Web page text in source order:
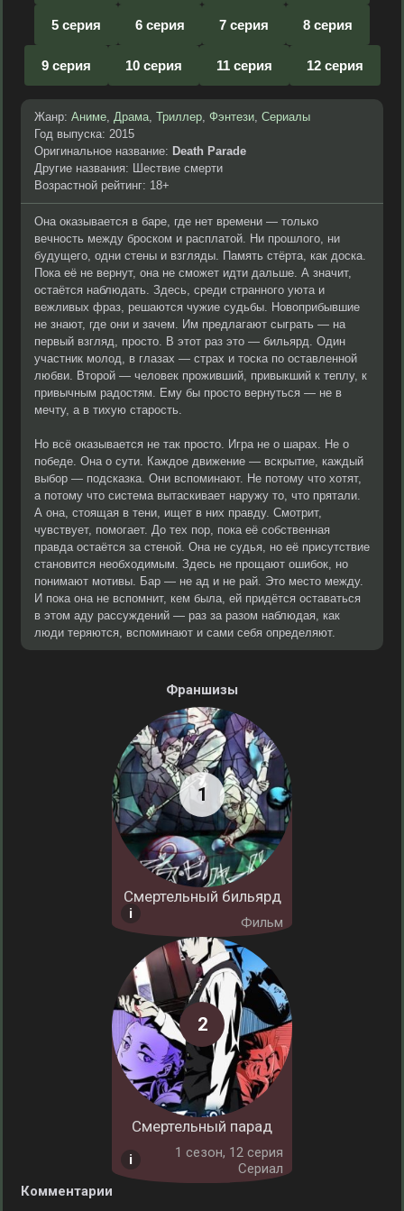
5 серия 6 серия 7 серия 8 серия
9 серия 10 серия 11 серия 12 серия
Жанр: Аниме, Драма, Триллер, Фэнтези, Сериалы
Год выпуска: 2015
Оригинальное название: Death Parade
Другие названия: Шествие смерти
Возрастной рейтинг: 18+
Она оказывается в баре, где нет времени — только
вечность между броском и расплатой. Ни прошлого, ни
будущего, одни стены и взгляды. Память стёрта, как доска.
Пока её не вернут, она не сможет идти дальше. А значит,
остаётся наблюдать. Здесь, среди странного уюта и
вежливых фраз, решаются чужие судьбы. Новоприбывшие
не знают, где они и зачем. Им предлагают сыграть — на
первый взгляд, просто. В этот раз это — бильярд. Один
участник молод, в глазах — страх и тоска по оставленной
любви. Второй — человек проживший, привыкший к теплу, к
привычным радостям. Ему бы просто вернуться — не в
мечту, а в тихую старость.
Но всё оказывается не так просто. Игра не о шарах. Не о
победе. Она о сути. Каждое движение — вскрытие, каждый
выбор — подсказка. Они вспоминают. Не потому что хотят,
а потому что система вытаскивает наружу то, что прятали.
А она, стоящая в тени, ищет в них правду. Смотрит,
чувствует, помогает. До тех пор, пока её собственная
правда остаётся за стеной. Она не судья, но её присутствие
становится необходимым. Здесь не прощают ошибок, но
понимают мотивы. Бар — не ад и не рай. Это место между.
И пока она не вспомнит, кем была, ей придётся оставаться
в этом аду рассуждений — раз за разом наблюдая, как
люди теряются, вспоминают и сами себя определяют.
Франшизы
Смертельный бильярд
Фильм
Смертельный парад
1 cезон, 12 серия
Сериал
Комментарии